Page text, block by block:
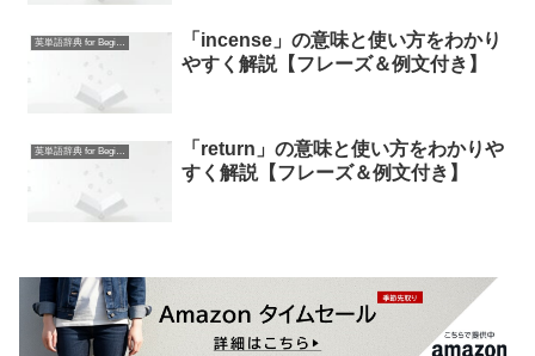
英単語辞典 for Beginners
「incense」の意味と使い方をわかり
やすく解説【フレーズ＆例文付き】
英単語辞典 for Beginners
「return」の意味と使い方をわかりや
すく解説【フレーズ＆例文付き】